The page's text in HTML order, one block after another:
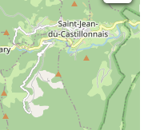
Open Topo Map
Open Street Map
ESRI Word Imagery
Photographies aériennes